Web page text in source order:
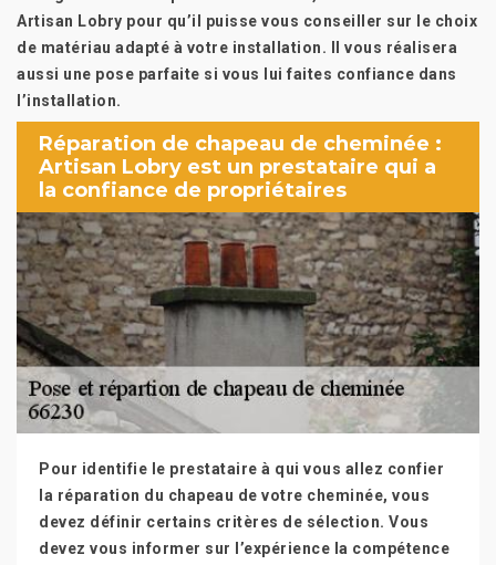
Artisan Lobry pour qu’il puisse vous conseiller sur le choix
de matériau adapté à votre installation. Il vous réalisera
aussi une pose parfaite si vous lui faites confiance dans
l’installation.
Réparation de chapeau de cheminée :
Artisan Lobry est un prestataire qui a
la confiance de propriétaires
Pour identifie le prestataire à qui vous allez confier
la réparation du chapeau de votre cheminée, vous
devez définir certains critères de sélection. Vous
devez vous informer sur l’expérience la compétence